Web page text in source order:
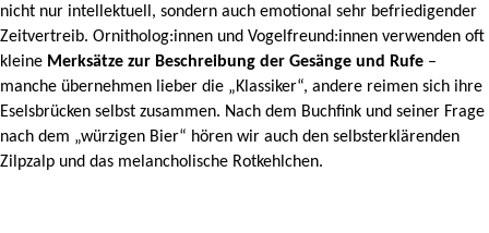
nicht nur intellektuell, sondern auch emotional sehr befriedigender
Zeitvertreib. Ornitholog:innen und Vogelfreund:innen verwenden oft
kleine Merksätze zur Beschreibung der Gesänge und Rufe –
manche übernehmen lieber die „Klassiker“, andere reimen sich ihre
Eselsbrücken selbst zusammen. Nach dem Buchfink und seiner Frage
nach dem „würzigen Bier“ hören wir auch den selbsterklärenden
Zilpzalp und das melancholische Rotkehlchen.